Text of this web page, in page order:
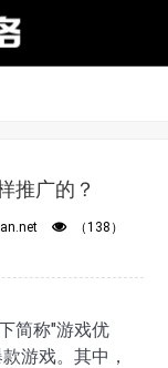
推广的？
（138）
简称"游戏优
游戏。其中，